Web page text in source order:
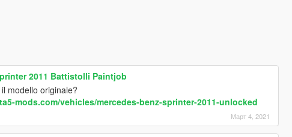
2011 Battistolli Paintjob
modello originale?
mods.com/vehicles/mercedes-benz-sprinter-2011-unlocked
Март 4, 2021